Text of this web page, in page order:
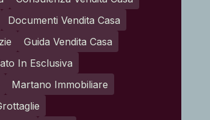
Documenti Vendita Casa
Guida Vendita Casa
In Esclusiva
Martano Immobiliare